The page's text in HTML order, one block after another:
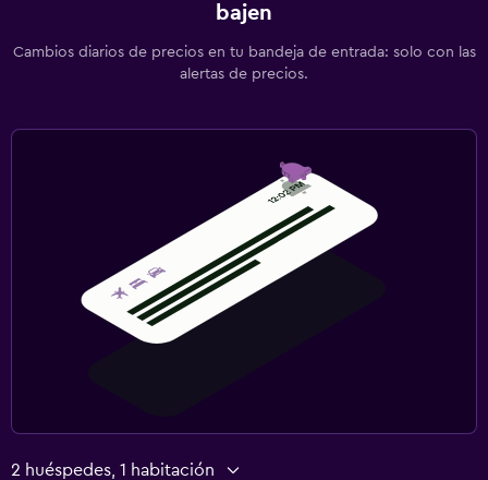
bajen
Cambios diarios de precios en tu bandeja de entrada: solo con las
alertas de precios.
2 huéspedes, 1 habitación